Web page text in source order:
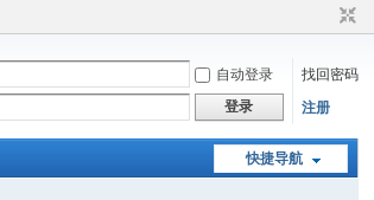
自动登录
找回密码
登录 注册
快捷导航